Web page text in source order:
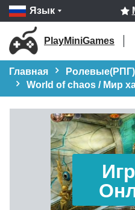
Язык
PlayMiniGames
Главная
Ролевые(РПГ)
World of chaos / Мир